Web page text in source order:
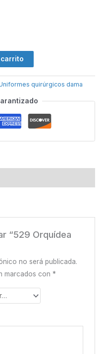
quirúrgicos dama
“529 Orquídea
no será publicada.
marcados con *